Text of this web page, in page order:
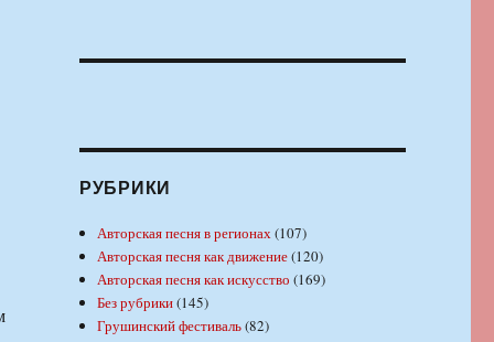
РУБРИКИ
Авторская песня в регионах(107)
Авторская песня как движение(120)
Авторская песня как искусство (169)
Без рубрики(145)
Грушинский фестиваль(82)